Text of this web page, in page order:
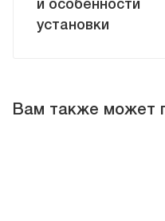
и особенности
установки
Вам также может